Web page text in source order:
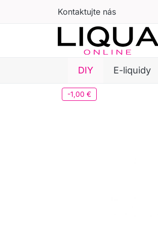
Kontaktujte nás
DIY E-liquidy
-1,00 €